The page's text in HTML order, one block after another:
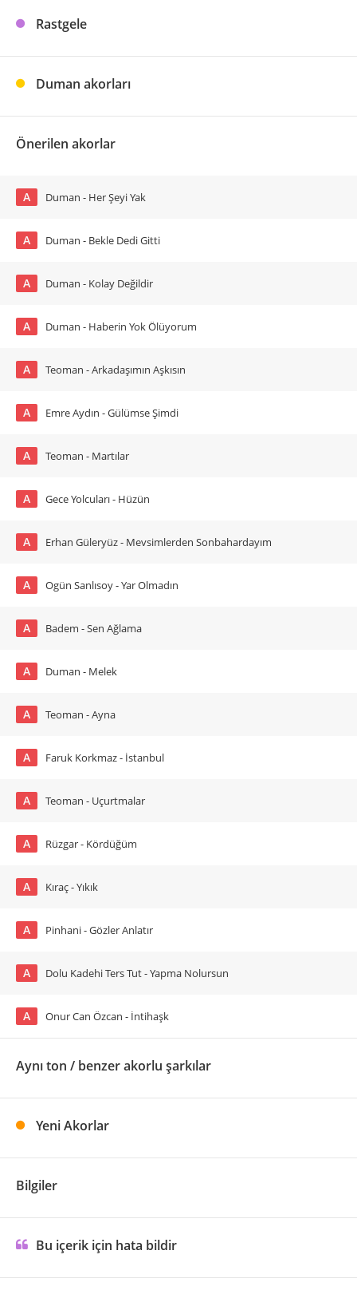
Rastgele
Duman akorları
Önerilen akorlar
A Duman - Her Şeyi Yak
A Duman - Bekle Dedi Gitti
A Duman - Kolay Değildir
A Duman - Haberin Yok Ölüyorum
A Teoman - Arkadaşımın Aşkısın
A Emre Aydın - Gülümse Şimdi
A Teoman - Martılar
A Gece Yolcuları - Hüzün
A Erhan Güleryüz - Mevsimlerden Sonbahardayım
A Ogün Sanlısoy - Yar Olmadın
A Badem - Sen Ağlama
A Duman - Melek
A Teoman - Ayna
A Faruk Korkmaz - İstanbul
A Teoman - Uçurtmalar
A Rüzgar - Kördüğüm
A Kıraç - Yıkık
A Pinhani - Gözler Anlatır
A Dolu Kadehi Ters Tut - Yapma Nolursun
A Onur Can Özcan - İntihaşk
Aynı ton / benzer akorlu şarkılar
Yeni Akorlar
Bilgiler
Bu içerik için hata bildir